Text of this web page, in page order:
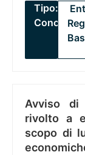
Tipo:
Concorsi
Avviso di
rivolto a
scopo di